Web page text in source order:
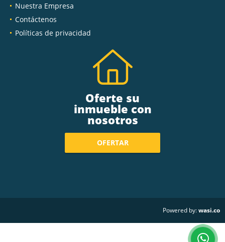
Nuestra Empresa
Contáctenos
Políticas de privacidad
Oferte su
inmueble con
nosotros
OFERTAR
Powered by:wasi.co